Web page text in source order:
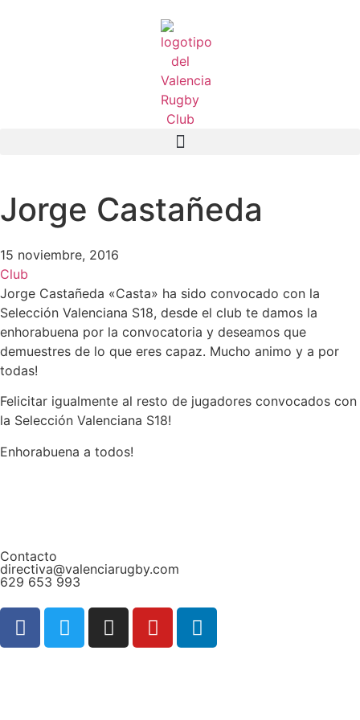
Jorge Castañeda
15 noviembre, 2016
Club
Jorge Castañeda «Casta» ha sido convocado con la
Selección Valenciana S18, desde el club te damos la
enhorabuena por la convocatoria y deseamos que
demuestres de lo que eres capaz. Mucho animo y a por
todas!
Felicitar igualmente al resto de jugadores convocados con
la Selección Valenciana S18!
Enhorabuena a todos!
Contacto
directiva@valenciarugby.com
629 653 993